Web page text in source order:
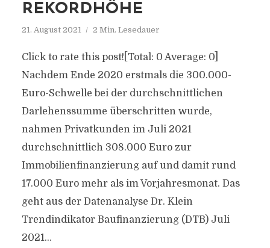
REKORDHÖHE
21. August 2021 2 Min. Lesedauer
Click to rate this post![Total: 0 Average: 0]
Nachdem Ende 2020 erstmals die 300.000-
Euro-Schwelle bei der durchschnittlichen
Darlehenssumme überschritten wurde,
nahmen Privatkunden im Juli 2021
durchschnittlich 308.000 Euro zur
Immobilienfinanzierung auf und damit rund
17.000 Euro mehr als im Vorjahresmonat. Das
geht aus der Datenanalyse Dr. Klein
Trendindikator Baufinanzierung (DTB) Juli
2021...